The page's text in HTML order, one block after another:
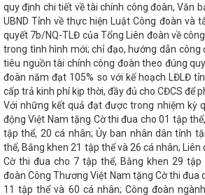
Diên gửi thư chúc mừng nhân dịp 73 năm
Nam
Tăng cường kết nối giao thương
Thương 06 tỉnh Bắc Trung Bộ
Tinh gọn
Lãnh sự nước CHDCND Lào thăm và chúc
Hà Tĩnh triển khai các nhiệm vụ cấp
triển khai đồng bộ nhiệm vụ, giải pháp đảm
lành mạnh, tiết kiệm.
ĐẨY MẠNH CÔNG
CÔNG THƯƠNG
Các đơn vị chúc
73 năm ngày thành lập ngành Công
lực bứt phá, phấn đấu hoàn thành toàn
CHLB Đức, thúc đẩy kết nối hợp tác trên
phố khu vực phía Bắc lần thứ XVIII
chức bộ máy, đơn vị hành chính
Huấn
cho những người làm việc liên quan đến
Tĩnh
Hội nghị kiểm điểm tập thể
quy định chi tiết về tài chính công đoàn, Văn
UBND Tỉnh về thực hiện Luật Công đoàn và
quyết 7b/NQ-TLĐ của Tổng Liên đoàn về
trong tình hình mới; chỉ đạo, hướng dẫn công
tiêu nguồn tài chính công đoàn theo đúng
đoàn năm đạt 105% so với kế hoạch LĐLĐ
cấp trả kinh phí kịp thời, đầy đủ cho CĐCS để
Với những kết quả đạt được trong nhiệm kỳ
động Việt Nam tặng Cờ thi đua cho 01 tập
tập thể, 20 cá nhân; Ủy ban nhân dân tỉnh
thể, Bằng khen 21 tập thể và 26 cá nhân;
Cờ thi đua cho 7 tập thể, Bằng khen 29 tập
đoàn Công Thương Việt Nam tặng Cờ thi đua
11 tập thể và 60 cá nhân; Công đoàn